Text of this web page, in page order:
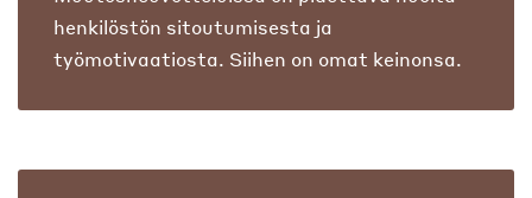
henkilöstön sitoutumisesta ja
työmotivaatiosta. Siihen on omat keinonsa.